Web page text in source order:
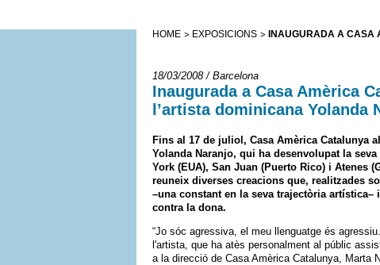
HOME EXPOSICIONS INAUGURADA A CASA
18/03/2008 / Barcelona
Inaugurada a Casa Amèrica
l’artista dominicana Yolanda
Fins al 17 de juliol, Casa Amèrica Catalunya
Yolanda Naranjo, qui ha desenvolupat la
York (EUA), San Juan (Puerto Rico) i Atenes
reuneix diverses creacions que, realitzades
–una constant en la seva trajectòria
contra la dona.
“Jo sóc agressiva, el meu llenguatge és
l'artista, que ha atès personalment al públic
a la direcció de Casa Amèrica Catalunya, Marta